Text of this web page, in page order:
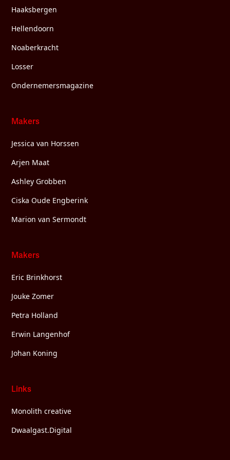
Haaksbergen
Hellendoorn
Noaberkracht
Losser
Ondernemersmagazine
Makers
Jessica van Horssen
Arjen Maat
Ashley Grobben
Ciska Oude Engberink
Marion van Sermondt
Makers
Eric Brinkhorst
Jouke Zomer
Petra Holland
Erwin Langenhof
Johan Koning
Links
Monolith creative
Dwaalgast.Digital